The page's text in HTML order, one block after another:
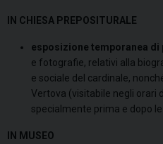
IN CHIESA PREPOSITURALE
esposizione temporanea di
e fotografie, relativi alla
e sociale del cardinale,
Vertova (visitabile negli orari
specialmente prima e dopo
IN MUSEO